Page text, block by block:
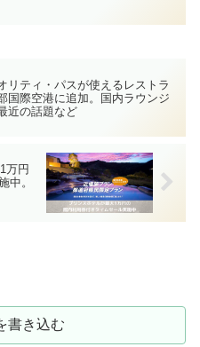
リティ・パスが使えるレストラ
国際空港に追加。国内ラウンジ
近の話題など
万円
中。
書き込む